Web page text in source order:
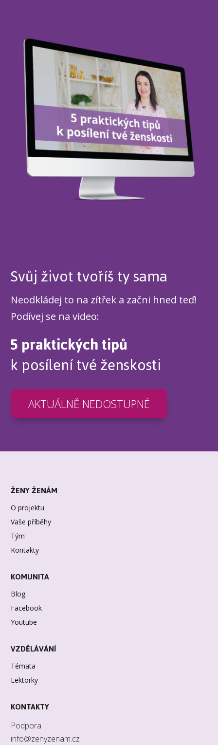
Svůj život tvoříš ty sama
Neodkládej to na zítřek a začni hned teď!
Podívej se na video:
5 praktických tipů
k posílení tvé ženskosti
AKTUÁLNĚ NEDOSTUPNÉ
ŽENY ŽENÁM
O projektu
Vaše příběhy
Tým
Kontakty
KOMUNITA
Blog
Facebook
Youtube
VZDĚLÁVÁNÍ
Témata
Lektorky
KONTAKTY
Podpora
info@zenyzenam.cz